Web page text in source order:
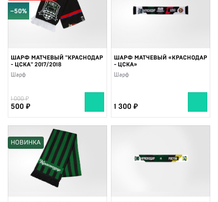
−50%
ШАРФ МАТЧЕВЫЙ "КРАСНОДАР
- ЦСКА" 2017/2018
Шарф
1 000
500
ШАРФ МАТЧЕВЫЙ «КРАСНОДАР
- ЦСКА»
Шарф
1 300
НОВИНКА